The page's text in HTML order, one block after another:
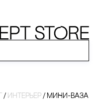
/ интерьер / МИНИ-ВАЗА